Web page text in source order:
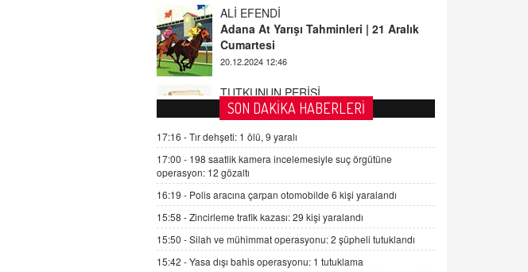
Cumartesi
20.12.2024 12:46
TUTKUNUN PERİSİ
Bilinmesi Gerekenler
08.11.2024 13:16
FARUK ÖNALAN
Tezkere Onaylanmasaydı…
2 Kasım 2021 Salı 00:11
AV. DOĞAN CAN DOĞAN
Kişisel verilerin korunması ve dijital
hukukun gelişimi
15.09.2025 16:17
SON DAKİKA HABERLERİ
17:16 -Tır dehşeti: 1 ölü, 9 yaralı
17:00 - 198 saatlik kamera incelemesiyle suç örgütüne
operasyon: 12 gözaltı
16:19 - Polis aracına çarpan otomobilde 6 kişi yaralandı
15:58 -Zincirleme trafik kazası: 29 kişi yaralandı
15:50 -Silah ve mühimmat operasyonu: 2 şüpheli tutuklandı
15:42 -Yasa dışı bahis operasyonu: 1 tutuklama